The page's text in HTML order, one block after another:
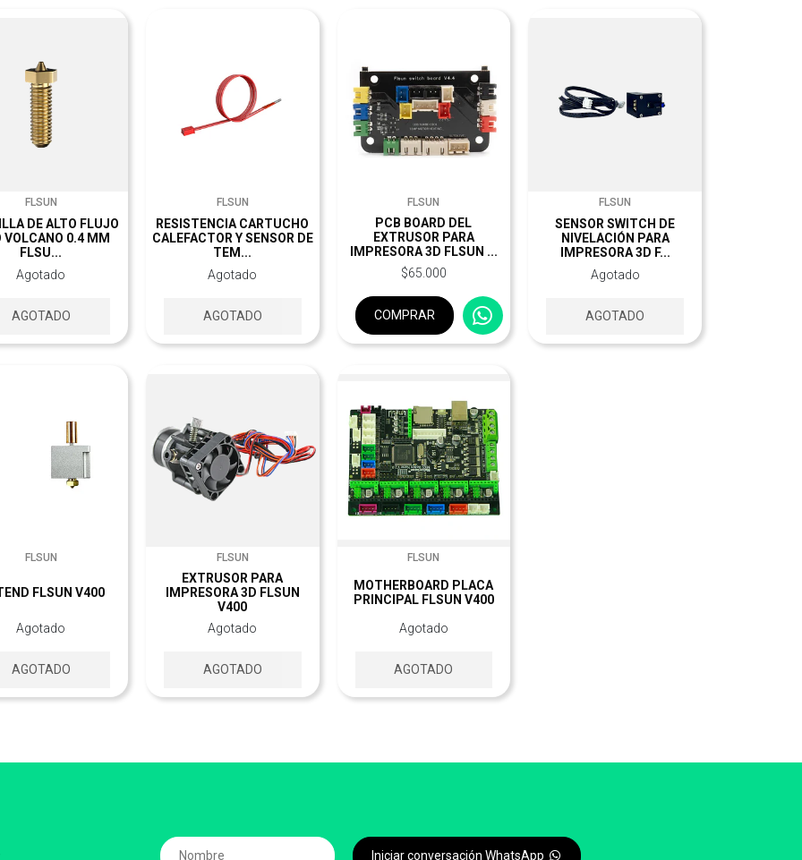
FLSUN
DE ALTO FLUJO
VOLCANO 0.4 MM
FLSU...
Agotado
AGOTADO
FLSUN
RESISTENCIA CARTUCHO
CALEFACTOR Y SENSOR DE
TEM...
Agotado
AGOTADO
FLSUN
PCB BOARD DEL
EXTRUSOR PARA
IMPRESORA 3D FLSUN ...
$65.000
COMPRAR
FLSUN
SENSOR SWITCH DE
NIVELACIÓN PARA
IMPRESORA 3D F...
Agotado
AGOTADO
FLSUN
FLSUN V400
Agotado
AGOTADO
FLSUN
EXTRUSOR PARA
IMPRESORA 3D FLSUN
V400
Agotado
AGOTADO
FLSUN
MOTHERBOARD PLACA
PRINCIPAL FLSUN V400
Agotado
AGOTADO
Iniciar conversación WhatsApp